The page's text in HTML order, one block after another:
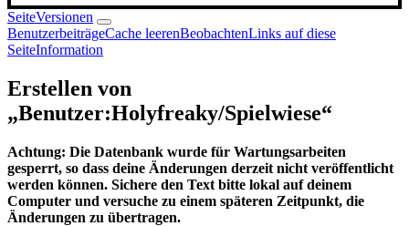
SeiteVersionen
BenutzerbeiträgeCache leerenBeobachtenLinks auf diese
SeiteInformation
Erstellen von
„Benutzer:Holyfreaky/Spielwiese“
Achtung: Die Datenbank wurde für Wartungsarbeiten
gesperrt, so dass deine Änderungen derzeit nicht veröffentlicht
werden können. Sichere den Text bitte lokal auf deinem
Computer und versuche zu einem späteren Zeitpunkt, die
Änderungen zu übertragen.